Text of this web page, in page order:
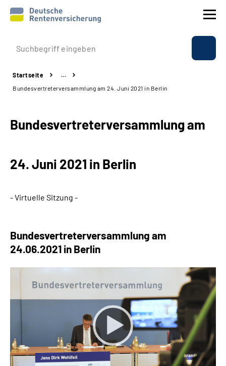
Prävention
Reha
Experten
Über uns & Presse
Suche
Inhalte in Gebärdensprache (DGS)
Leichte Sprache
Startseite
…
Bundesvertreterversammlung am 24. Juni 2021 in Berlin
Bundesvertreterversammlung am
24. Juni 2021 in Berlin
- Virtuelle Sitzung -
Bundesvertreter­versammlung am
24.06.2021 in Berlin
Keine